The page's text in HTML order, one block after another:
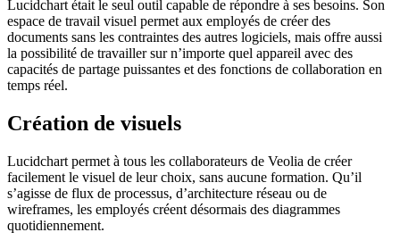
Lucidchart était le seul outil capable de répondre à ses besoins. Son
espace de travail visuel permet aux employés de créer des
documents sans les contraintes des autres logiciels, mais offre aussi
la possibilité de travailler sur n’importe quel appareil avec des
capacités de partage puissantes et des fonctions de collaboration en
temps réel.
Création de visuels
Lucidchart permet à tous les collaborateurs de Veolia de créer
facilement le visuel de leur choix, sans aucune formation. Qu’il
s’agisse de flux de processus, d’architecture réseau ou de
wireframes, les employés créent désormais des diagrammes
quotidiennement.